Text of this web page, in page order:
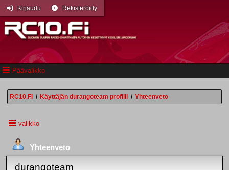
Päävalikko
Kirjaudu Rekisteröidy
RC10.FI / Käyttäjän durangoteam profiili / Yhteenveto
valikko
Yhteenveto
durangoteam